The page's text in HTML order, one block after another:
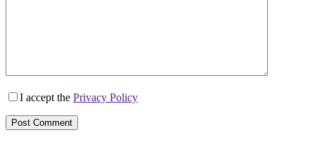
I accept the Privacy Policy
Post Comment